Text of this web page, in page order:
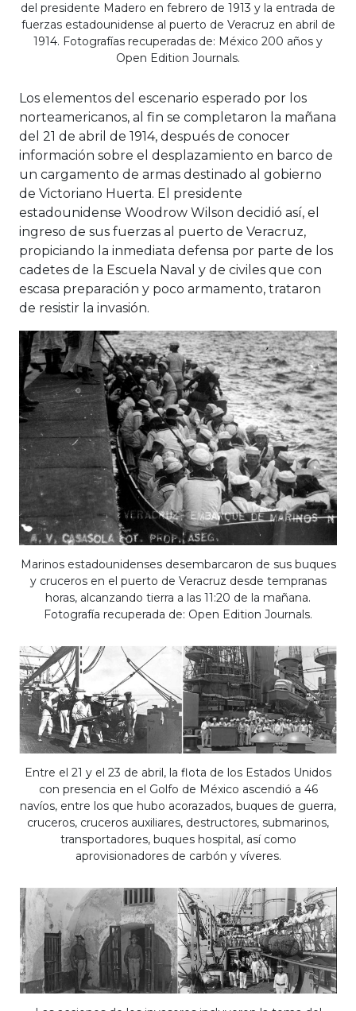
del presidente Madero en febrero de 1913 y la entrada de
fuerzas estadounidense al puerto de Veracruz en abril de
1914. Fotografías recuperadas de: México 200 años y
Open Edition Journals.
Los elementos del escenario esperado por los
norteamericanos, al fin se completaron la mañana
del 21 de abril de 1914, después de conocer
información sobre el desplazamiento en barco de
un cargamento de armas destinado al gobierno
de Victoriano Huerta. El presidente
estadounidense Woodrow Wilson decidió así, el
ingreso de sus fuerzas al puerto de Veracruz,
propiciando la inmediata defensa por parte de los
cadetes de la Escuela Naval y de civiles que con
escasa preparación y poco armamento, trataron
de resistir la invasión.
Marinos estadounidenses desembarcaron de sus buques
y cruceros en el puerto de Veracruz desde tempranas
horas, alcanzando tierra a las 11:20 de la mañana.
Fotografía recuperada de: Open Edition Journals.
Entre el 21 y el 23 de abril, la flota de los Estados Unidos
con presencia en el Golfo de México ascendió a 46
navíos, entre los que hubo acorazados, buques de guerra,
cruceros, cruceros auxiliares, destructores, submarinos,
transportadores, buques hospital, así como
aprovisionadores de carbón y víveres.